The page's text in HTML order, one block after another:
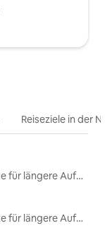
Reiseziele in der
Unterkünfte für längere Aufenthalte
Unterkünfte für längere Aufenthalte